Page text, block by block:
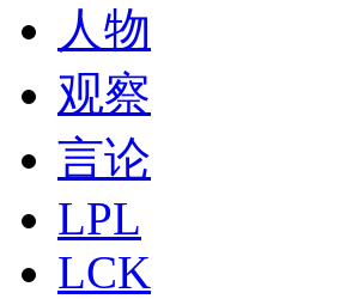
人物
观察
言论
LPL
LCK